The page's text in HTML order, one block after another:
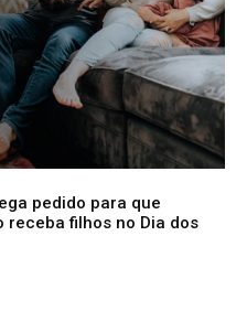
pedido para que
receba filhos no Dia dos